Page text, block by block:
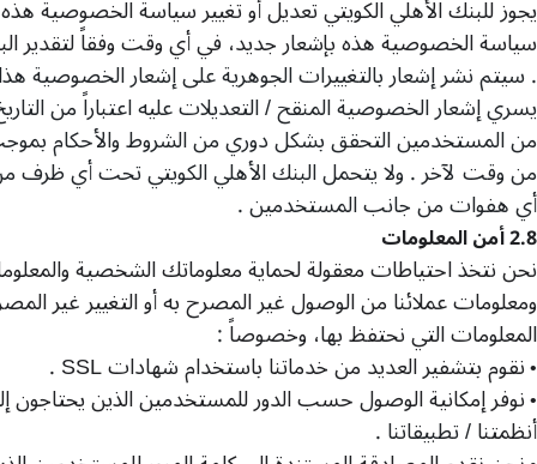
يجوز للبنك الأهلي الكويتي تعديل أو تغيير سياسة الخصوصية
سياسة الخصوصية هذه بإشعار جديد، في أي وقت وفقاً لتقدير
.سيتم نشر إشعار بالتغييرات الجوهرية على إشعار الخصوصية
يسري إشعار الخصوصية المنقح/التعديلات عليه اعتباراً من
من المستخدمين التحقق بشكل دوري من الشروط والأحكام
من وقت لآخر.ولا يتحمل البنك الأهلي الكويتي تحت أي ظرف
أي هفوات من جانب المستخدمين.
2.8أمن المعلومات
نحن نتخذ احتياطات معقولة لحماية معلوماتك الشخصية
ومعلومات عملائنا من الوصول غير المصرح به أو التغيير غير
المعلومات التي نحتفظ بها، وخصوصاً:
•نقوم بتشفير العديد من خدماتنا باستخدام شهاداتSSL
.
•نوفر إمكانية الوصول حسب الدور للمستخدمين الذين
أنظمتنا/تطبيقاتنا.